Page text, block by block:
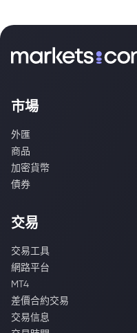
市場
外匯
商品
加密貨幣
債券
交易
交易工具
網路平台
MT4
差價合約交易
交易信息